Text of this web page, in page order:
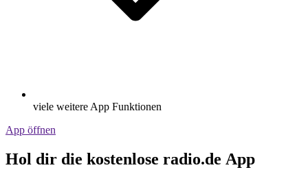
viele weitere App Funktionen
App öffnen
Hol dir die kostenlose radio.de App